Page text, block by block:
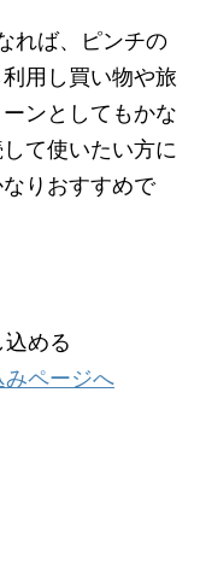
れば、ピンチの
用し買い物や旅
ンとしてもかな
て使いたい方に
りおすすめで
める
ページへ